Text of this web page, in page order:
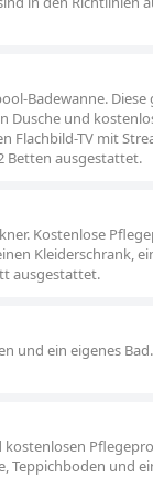
Badewanne. Diese
Dusche und
Flachbild-TV mit
Betten ausgestattet.
Kostenlose
Kleiderschrank,
ausgestattet.
und ein eigenes
kostenlosen
Teppichboden und